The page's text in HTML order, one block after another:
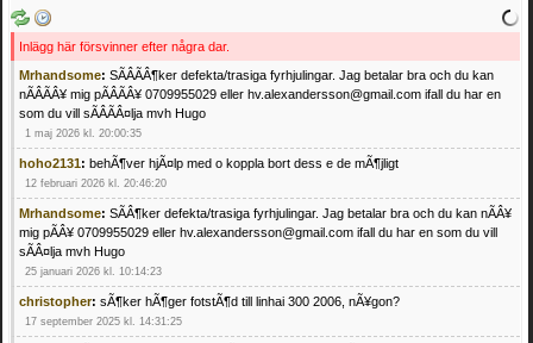
Inlägg här försvinner efter några dar.
Mrhandsome: SÃÂÃÂ¶ker defekta/trasiga fyrhjulingar. Jag betalar bra och du kan
nÃÂÃÂ¥ mig pÃÂÃÂ¥ 0709955029 eller hv.alexandersson@gmail.com ifall du har en
som du vill sÃÂÃÂ¤lja mvh Hugo
1 maj 2026 kl. 20:00:35
hoho2131: behÃ¶ver hjÃ¤lp med o koppla bort dess e de mÃ¶jligt
12 februari 2026 kl. 20:46:20
Mrhandsome: SÃÂ¶ker defekta/trasiga fyrhjulingar. Jag betalar bra och du kan nÃÂ¥
mig pÃÂ¥ 0709955029 eller hv.alexandersson@gmail.com ifall du har en som du vill
sÃÂ¤lja mvh Hugo
25 januari 2026 kl. 10:14:23
christopher: sÃ¶ker hÃ¶ger fotstÃ¶d till linhai 300 2006, nÃ¥gon?
17 september 2025 kl. 14:31:25